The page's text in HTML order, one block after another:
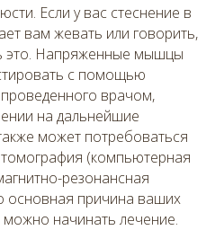
Если у вас стеснение в
вам жевать или говорить,
это. Напряженные мышцы
с помощью
врачом,
на дальнейшие
может потребоваться
(компьютерная
резонансная
основная причина ваших
начинать лечение.